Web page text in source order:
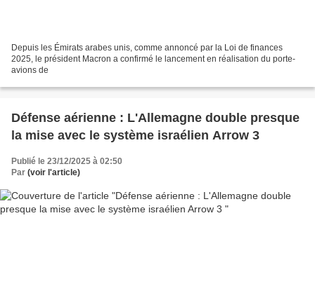
Depuis les Émirats arabes unis, comme annoncé par la Loi de finances
2025, le président Macron a confirmé le lancement en réalisation du porte-
avions de
Défense aérienne : L'Allemagne double presque
la mise avec le système israélien Arrow 3
Publié le 23/12/2025 à 02:50
Par (voir l'article)